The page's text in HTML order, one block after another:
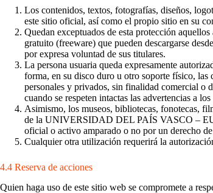
Los contenidos, textos, fotografías, diseños,
este sitio oficial, así como el propio sitio en su
Quedan exceptuados de esta protección
gratuito (freeware) que pueden descargarse
por expresa voluntad de sus titulares.
La persona usuaria queda expresamente
forma, en su disco duro u otro soporte físico, las
personales y privados, sin finalidad comercial o
cuando se respeten intactas las advertencias a
Asimismo, los museos, bibliotecas, fonotecas,
de la UNIVERSIDAD DEL PAÍS VASCO –
oficial o activo amparado o no por un derecho
Cualquier otra utilización requerirá la
4.4 Reserva de acciones
Quien haga uso de este sitio web se compromete a